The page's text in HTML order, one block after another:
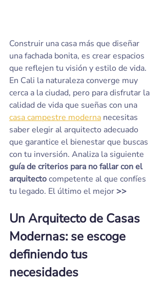
Construir una casa más que diseñar
una fachada bonita, es crear espacios
que reflejen tu visión y estilo de vida.
En Cali la naturaleza converge muy
cerca a la ciudad, pero para disfrutar la
calidad de vida que sueñas con una
casa campestre moderna necesitas
saber elegir al arquitecto adecuado
que garantice el bienestar que buscas
con tu inversión. Analiza la siguiente
guía de criterios para no fallar con el
arquitecto competente al que confíes
tu legado. El último el mejor >>
Un Arquitecto de Casas
Modernas: se escoge
definiendo tus
necesidades